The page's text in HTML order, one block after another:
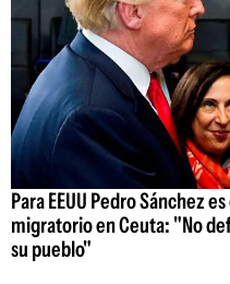
Para EEUU Pedro Sánchez
migratorio en Ceuta: "No
su pueblo"